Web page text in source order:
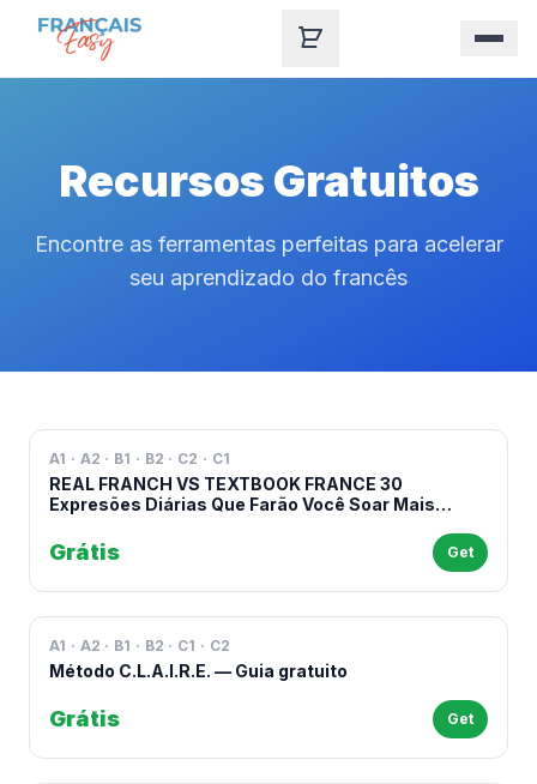
Skip to content
Recursos Gratuitos
Encontre as ferramentas perfeitas para acelerar
seu aprendizado do francês
A1 · A2 · B1 · B2 · C2 · C1
REAL FRANCH VS TEXTBOOK FRANCE 30
Expresões Diárias Que Farão Você Soar Mais
Grátis Get
A1 · A2 · B1 · B2 · C1 · C2
Método C.L.A.I.R.E. — Guia gratuito
Grátis Get